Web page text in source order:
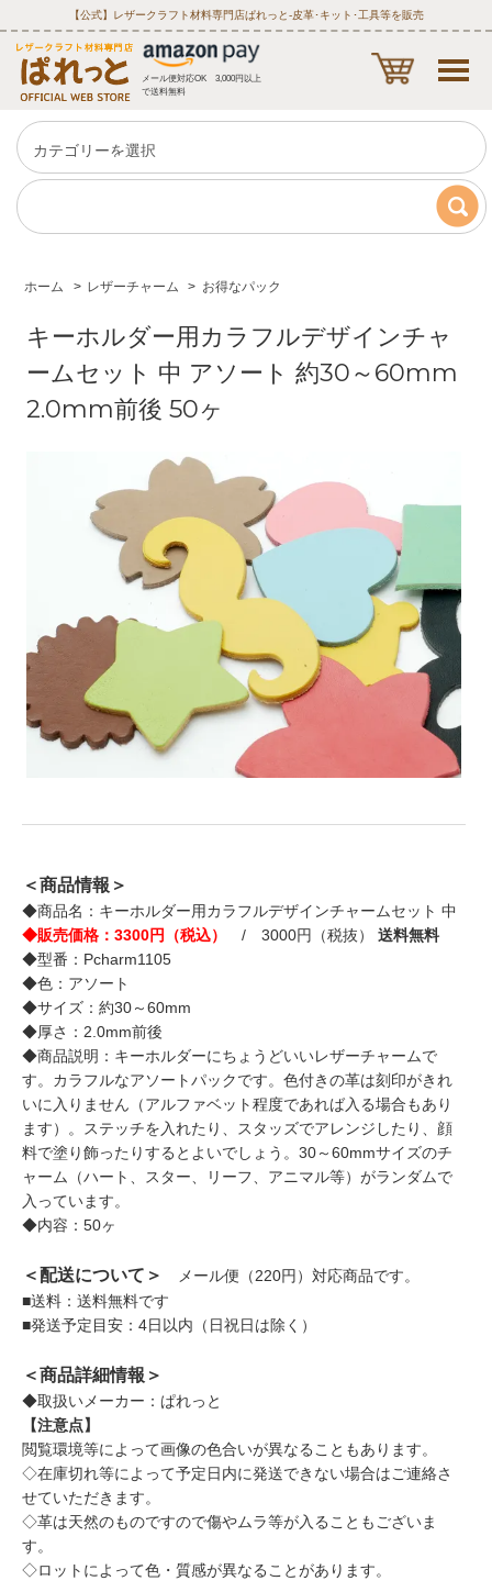
【公式】レザークラフト材料専門店ぱれっと‐皮革･キット･工具等を販売
メール便対応OK 3,000円以上
で送料無料
ホーム > レザーチャーム > お得なパック
キーホルダー用カラフルデザインチャ
ームセット 中 アソート 約30～60mm
2.0mm前後 50ヶ
＜商品情報＞
◆商品名：キーホルダー用カラフルデザインチャームセット 中
◆販売価格：3300円（税込）
/ 3000円（税抜） 送料無料
◆型番：Pcharm1105
◆色：アソート
◆サイズ：約30～60mm
◆厚さ：2.0mm前後
◆商品説明：キーホルダーにちょうどいいレザーチャームで
す。カラフルなアソートパックです。色付きの革は刻印がきれ
いに入りません（アルファベット程度であれば入る場合もあり
ます）。ステッチを入れたり、スタッズでアレンジしたり、顔
料で塗り飾ったりするとよいでしょう。30～60mmサイズのチ
ャーム（ハート、スター、リーフ、アニマル等）がランダムで
入っています。
◆内容：50ヶ
＜配送について＞
メール便（220円）対応商品です。
■送料：送料無料です
■発送予定目安：4日以内（日祝日は除く）
＜商品詳細情報＞
◆取扱いメーカー：ぱれっと
【注意点】
閲覧環境等によって画像の色合いが異なることもあります。
◇在庫切れ等によって予定日内に発送できない場合はご連絡さ
せていただきます。
◇革は天然のものですので傷やムラ等が入ることもございま
す。
◇ロットによって色・質感が異なることがあります。